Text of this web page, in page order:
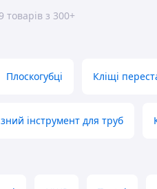
товарів з 300+
Плоскогубці Кліщі
інструмент для труб